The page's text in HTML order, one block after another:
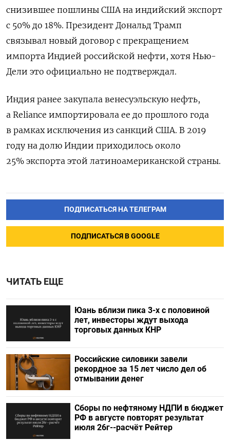
снизившее пошлины США на индийский экспорт
с 50% до 18%. Президент Дональд Трамп
связывал новый договор с прекращением
импорта Индией российской нефти, хотя Нью-
Дели это официально не подтверждал.
Индия ранее закупала венесуэльскую нефть,
а Reliance импортировала ее до прошлого года
в рамках исключения из санкций США. В 2019
году на долю Индии приходилось около
25% экспорта этой латиноамериканской страны.
ПОДПИСАТЬСЯ НА ТЕЛЕГРАМ
ПОДПИСАТЬСЯ В GOOGLE
ЧИТАТЬ ЕЩЕ
Юань вблизи пика 3-х с половиной
лет, инвесторы ждут выхода
торговых данных КНР
Российские силовики завели
рекордное за 15 лет число дел об
отмывании денег
Сборы по нефтяному НДПИ в бюджет
РФ в августе повторят результат
июля 26г--расчёт Рейтер